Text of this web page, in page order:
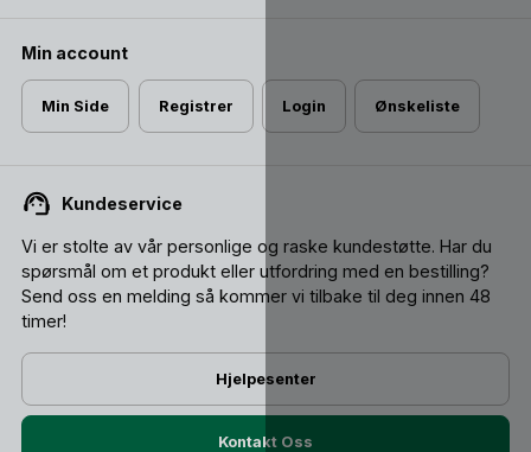
Min account
Min Side Registrer Login Ønskeliste
Kundeservice
Vi er stolte av vår personlige og raske kundestøtte. Har du
spørsmål om et produkt eller utfordring med en bestilling?
Send oss ​​en melding så kommer vi tilbake til deg innen 48
timer!
Hjelpesenter
Kontakt Oss